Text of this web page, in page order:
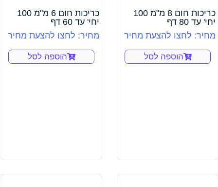
כריכות חום 8 מ"מ 100
יחי' עד 80 דף
מחיר: לחצו להצעת מחיר
הוספה לסל
כריכות חום 6 מ"מ 100
יחי' עד 60 דף
מחיר: לחצו להצעת מחיר
הוספה לסל